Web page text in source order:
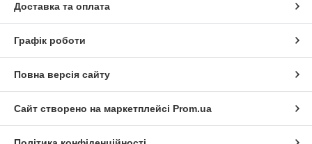
Доставка та оплата
Графік роботи
Повна версія сайту
Сайт створено на маркетплейсі Prom.ua